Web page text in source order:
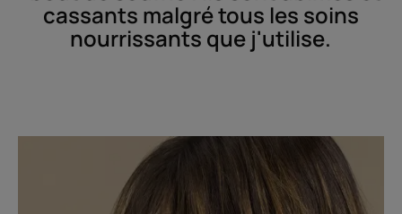
cassants malgré tous les soins
nourrissants que j'utilise.